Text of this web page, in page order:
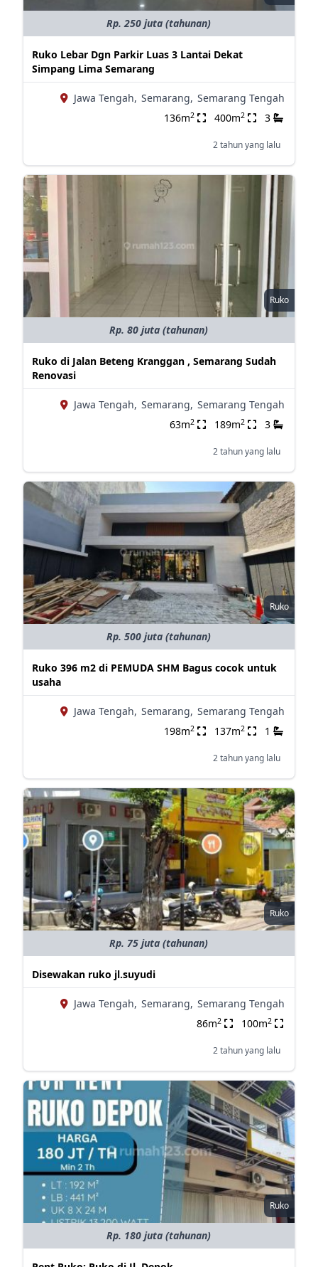
Rp. 250 juta (tahunan)
Ruko Lebar Dgn Parkir Luas 3 Lantai Dekat
Simpang Lima Semarang
Jawa Tengah, Semarang, Semarang Tengah
136m2 400m2 3
2 tahun yang lalu
Ruko
Rp. 80 juta (tahunan)
Ruko di Jalan Beteng Kranggan , Semarang Sudah
Renovasi
Jawa Tengah, Semarang, Semarang Tengah
63m2 189m2 3
2 tahun yang lalu
Ruko
Rp. 500 juta (tahunan)
Ruko 396 m2 di PEMUDA SHM Bagus cocok untuk
usaha
Jawa Tengah, Semarang, Semarang Tengah
198m2 137m2 1
2 tahun yang lalu
Ruko
Rp. 75 juta (tahunan)
Disewakan ruko jl.suyudi
Jawa Tengah, Semarang, Semarang Tengah
86m2 100m2
2 tahun yang lalu
Ruko
Rp. 180 juta (tahunan)